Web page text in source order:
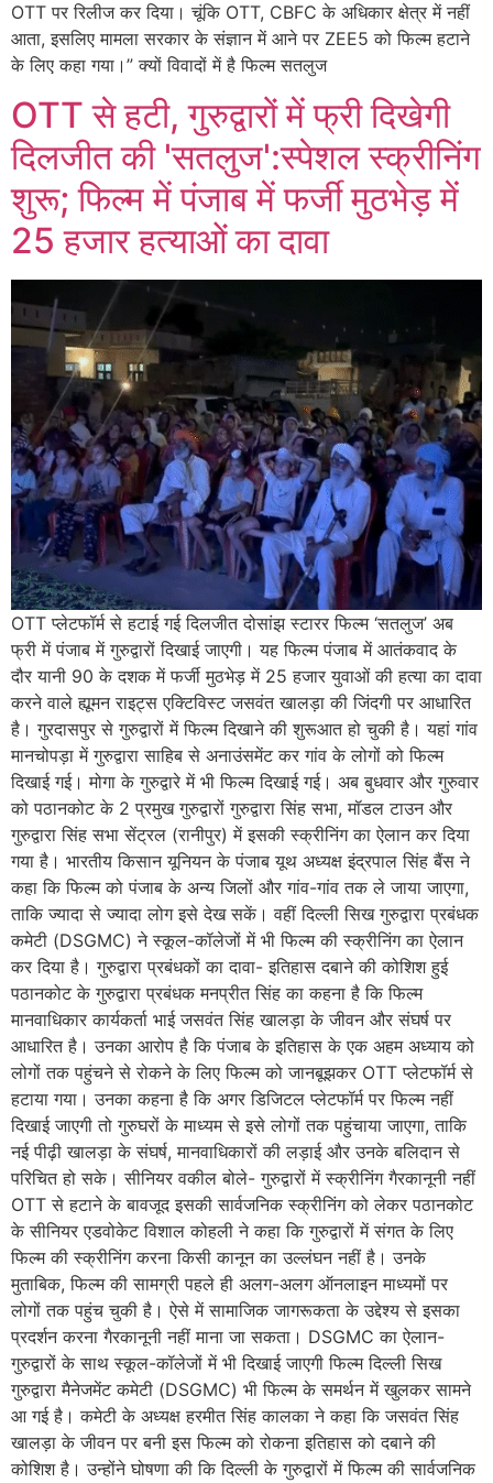
OTT पर रिलीज कर दिया। चूंकि OTT, CBFC के अधिकार क्षेत्र में नहीं
आता, इसलिए मामला सरकार के संज्ञान में आने पर ZEE5 को फिल्म हटाने
के लिए कहा गया।” क्यों विवादों में है फिल्म सतलुज
OTT से हटी, गुरुद्वारों में फ्री दिखेगी
दिलजीत की 'सतलुज':स्पेशल स्क्रीनिंग
शुरू; फिल्म में पंजाब में फर्जी मुठभेड़ में
25 हजार हत्याओं का दावा
OTT प्लेटफॉर्म से हटाई गई दिलजीत दोसांझ स्टारर फिल्म ‘सतलुज’ अब
फ्री में पंजाब में गुरुद्वारों दिखाई जाएगी। यह फिल्म पंजाब में आतंकवाद के
दौर यानी 90 के दशक में फर्जी मुठभेड़ में 25 हजार युवाओं की हत्या का दावा
करने वाले ह्यूमन राइट्स एक्टिविस्ट जसवंत खालड़ा की जिंदगी पर आधारित
है। गुरदासपुर से गुरुद्वारों में फिल्म दिखाने की शुरूआत हो चुकी है। यहां गांव
मानचोपड़ा में गुरुद्वारा साहिब से अनाउंसमेंट कर गांव के लोगों को फिल्म
दिखाई गई। मोगा के गुरुद्वारे में भी फिल्म दिखाई गई। अब बुधवार और गुरुवार
को पठानकोट के 2 प्रमुख गुरुद्वारों गुरुद्वारा सिंह सभा, मॉडल टाउन और
गुरुद्वारा सिंह सभा सेंट्रल (रानीपुर) में इसकी स्क्रीनिंग का ऐलान कर दिया
गया है। भारतीय किसान यूनियन के पंजाब यूथ अध्यक्ष इंद्रपाल सिंह बैंस ने
कहा कि फिल्म को पंजाब के अन्य जिलों और गांव-गांव तक ले जाया जाएगा,
ताकि ज्यादा से ज्यादा लोग इसे देख सकें। वहीं दिल्ली सिख गुरुद्वारा प्रबंधक
कमेटी (DSGMC) ने स्कूल-कॉलेजों में भी फिल्म की स्क्रीनिंग का ऐलान
कर दिया है। गुरुद्वारा प्रबंधकों का दावा- इतिहास दबाने की कोशिश हुई
पठानकोट के गुरुद्वारा प्रबंधक मनप्रीत सिंह का कहना है कि फिल्म
मानवाधिकार कार्यकर्ता भाई जसवंत सिंह खालड़ा के जीवन और संघर्ष पर
आधारित है। उनका आरोप है कि पंजाब के इतिहास के एक अहम अध्याय को
लोगों तक पहुंचने से रोकने के लिए फिल्म को जानबूझकर OTT प्लेटफॉर्म से
हटाया गया। उनका कहना है कि अगर डिजिटल प्लेटफॉर्म पर फिल्म नहीं
दिखाई जाएगी तो गुरुघरों के माध्यम से इसे लोगों तक पहुंचाया जाएगा, ताकि
नई पीढ़ी खालड़ा के संघर्ष, मानवाधिकारों की लड़ाई और उनके बलिदान से
परिचित हो सके। सीनियर वकील बोले- गुरुद्वारों में स्क्रीनिंग गैरकानूनी नहीं
OTT से हटाने के बावजूद इसकी सार्वजनिक स्क्रीनिंग को लेकर पठानकोट
के सीनियर एडवोकेट विशाल कोहली ने कहा कि गुरुद्वारों में संगत के लिए
फिल्म की स्क्रीनिंग करना किसी कानून का उल्लंघन नहीं है। उनके
मुताबिक, फिल्म की सामग्री पहले ही अलग-अलग ऑनलाइन माध्यमों पर
लोगों तक पहुंच चुकी है। ऐसे में सामाजिक जागरूकता के उद्देश्य से इसका
प्रदर्शन करना गैरकानूनी नहीं माना जा सकता। DSGMC का ऐलान-
गुरुद्वारों के साथ स्कूल-कॉलेजों में भी दिखाई जाएगी फिल्म दिल्ली सिख
गुरुद्वारा मैनेजमेंट कमेटी (DSGMC) भी फिल्म के समर्थन में खुलकर सामने
आ गई है। कमेटी के अध्यक्ष हरमीत सिंह कालका ने कहा कि जसवंत सिंह
खालड़ा के जीवन पर बनी इस फिल्म को रोकना इतिहास को दबाने की
कोशिश है। उन्होंने घोषणा की कि दिल्ली के गुरुद्वारों में फिल्म की सार्वजनिक